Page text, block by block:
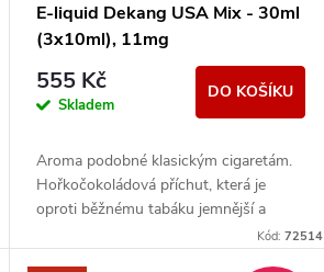
E-liquid Dekang USA Mix - 30ml
(3x10ml), 11mg
555 Kč
Skladem
DO KOŠÍKU
Aroma podobné klasickým cigaretám.
Hořkočokoládová příchut, která je
oproti běžnému tabáku jemnější a
nasládlejší. Z nabídky e-liquidů je tato
Kód: 72514